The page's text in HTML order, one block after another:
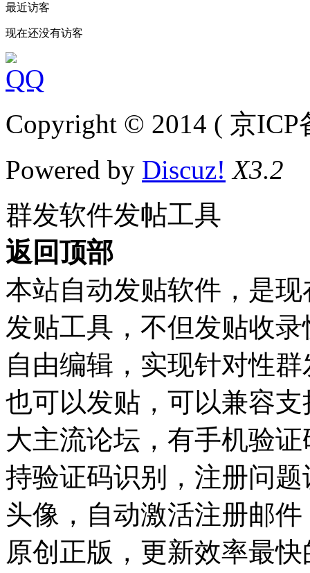
最近访客
现在还没有访客
Copyright © 2014 ( 京ICP
Powered by Discuz! X3.2
群发软件发帖工具
返回顶部
本站自动发贴软件，是
发贴工具，不但发贴收
自由编辑，实现针对性
也可以发贴，可以兼容支
大主流论坛，有手机验
持验证码识别，注册问
头像，自动激活注册邮
原创正版，更新效率最